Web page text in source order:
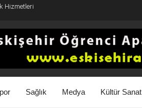
Hizmetleri
Sağlık Medya Kültür Sanat